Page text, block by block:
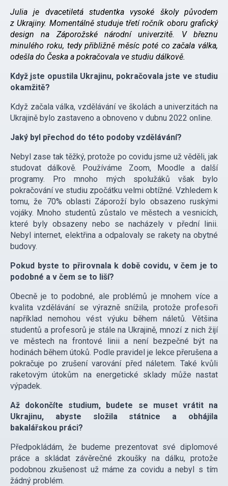
Julia je dvacetiletá studentka vysoké školy původem
z Ukrajiny. Momentálně studuje třetí ročník oboru grafický
design na Záporožské národní univerzitě. V březnu
minulého roku, tedy přibližně měsíc poté co začala válka,
odešla do Česka a pokračovala ve studiu dálkově.
Když jste opustila Ukrajinu, pokračovala jste ve studiu
okamžitě?
Když začala válka, vzdělávání ve školách a univerzitách na
Ukrajině bylo zastaveno a obnoveno v dubnu 2022 online.
Jaký byl přechod do této podoby vzdělávání?
Nebyl zase tak těžký, protože po covidu jsme už věděli, jak
studovat dálkově. Používáme Zoom, Moodle a další
programy. Pro mnoho mých spolužáků však bylo
pokračování ve studiu zpočátku velmi obtížné. Vzhledem k
tomu, že 70% oblasti Záporoží bylo obsazeno ruskými
vojáky. Mnoho studentů zůstalo ve městech a vesnicích,
které byly obsazeny nebo se nacházely v přední linii.
Nebyl internet, elektřina a odpalovaly se rakety na obytné
budovy.
Pokud byste to přirovnala k době covidu, v čem je to
podobné a v čem se to liší?
Obecně je to podobné, ale problémů je mnohem více a
kvalita vzdělávání se výrazně snížila, protože profesoři
například nemohou vést výuku během náletů. Většina
studentů a profesorů je stále na Ukrajině, mnozí z nich žijí
ve městech na frontové linii a není bezpečné být na
hodinách během útoků. Podle pravidel je lekce přerušena a
pokračuje po zrušení varování před náletem. Také kvůli
raketovým útokům na energetické sklady může nastat
výpadek.
Až dokončíte studium, budete se muset vrátit na
Ukrajinu, abyste složila státnice a obhájila
bakalářskou práci?
Předpokládám, že budeme prezentovat své diplomové
práce a skládat závěrečné zkoušky na dálku, protože
podobnou zkušenost už máme za covidu a nebyl s tím
žádný problém.